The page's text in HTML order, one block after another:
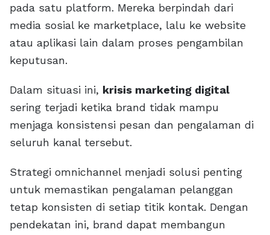
pada satu platform. Mereka berpindah dari
media sosial ke marketplace, lalu ke website
atau aplikasi lain dalam proses pengambilan
keputusan.
Dalam situasi ini, krisis marketing digital
sering terjadi ketika brand tidak mampu
menjaga konsistensi pesan dan pengalaman di
seluruh kanal tersebut.
Strategi omnichannel menjadi solusi penting
untuk memastikan pengalaman pelanggan
tetap konsisten di setiap titik kontak. Dengan
pendekatan ini, brand dapat membangun